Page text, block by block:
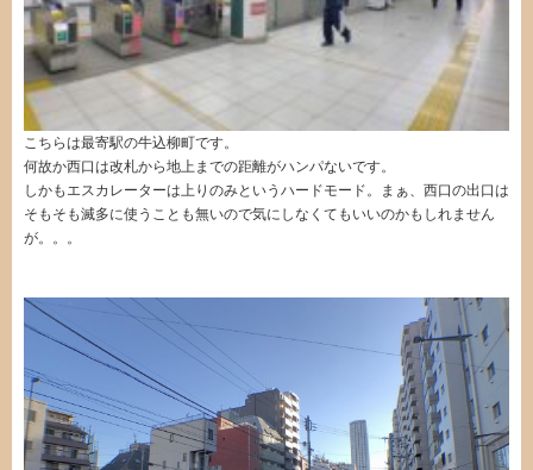
こちらは最寄駅の牛込柳町です。
何故か西口は改札から地上までの距離がハンパないです。
しかもエスカレーターは上りのみというハードモード。まぁ、西口の出口は
そもそも滅多に使うことも無いので気にしなくてもいいのかもしれません
が。。。